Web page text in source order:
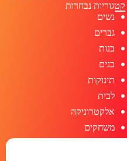
קטגוריות נבחרות
נשים
גברים
בנות
בנים
תינוקות
לבית
אלקטרוניקה
משחקים